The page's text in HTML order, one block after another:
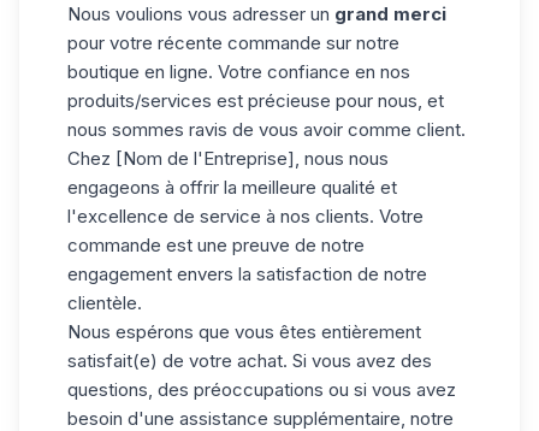
Nous voulions vous adresser un grand merci
pour votre récente commande sur notre
boutique en ligne. Votre confiance en nos
produits/services est précieuse pour nous, et
nous sommes ravis de vous avoir comme client.
Chez [Nom de l'Entreprise], nous nous
engageons à offrir la meilleure qualité et
l'excellence de service à nos clients. Votre
commande est une preuve de notre
engagement envers la satisfaction de notre
clientèle.
Nous espérons que vous êtes entièrement
satisfait(e) de votre achat. Si vous avez des
questions, des préoccupations ou si vous avez
besoin d'une assistance supplémentaire, notre